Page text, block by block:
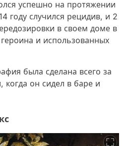
успешно на протяжении
году случился рецидив, и 2
в своем доме в
и использованных
была сделана всего за
когда он сидел в баре и